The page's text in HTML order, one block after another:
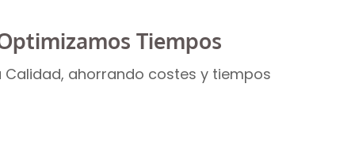
Tiempos
Calidad, ahorrando costes y tiempos